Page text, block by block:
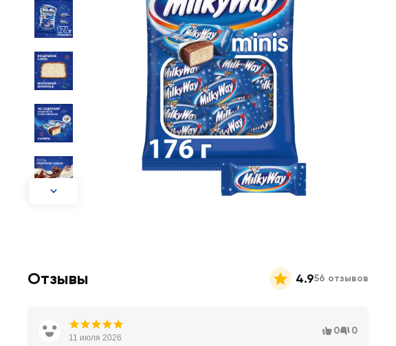
Отзывы 4.956 отзывов
11 июля 2026
0 0